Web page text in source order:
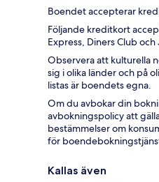
Boendet accepterar
Följande kreditkort
Express, Diners Club
Observera att kulturella
sig i olika länder och på
listas är boendets egna.
Om du avbokar din
avbokningspolicy att
bestämmelser om
för
Kallas även